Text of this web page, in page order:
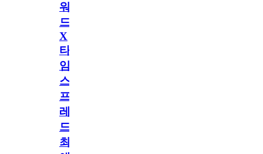
워
드
X
타
임
스
프
레
드]
최